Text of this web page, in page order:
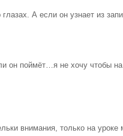
А если он узнает из
он поймёт…я не хочу чтобы
внимания, только на уроке